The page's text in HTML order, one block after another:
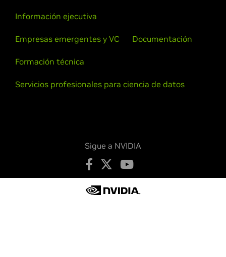
Información ejecutiva
Empresas emergentes y VC Documentación
Formación técnica
Servicios profesionales para ciencia de datos
Sigue a NVIDIA